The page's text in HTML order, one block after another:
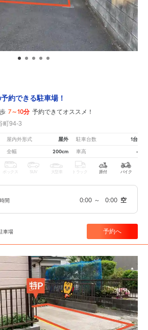
約できる駐車場！
7～10分 予約できてオススメ！
町94-3
屋内外形式 屋外 駐車台数 1台
全幅 200cm 車高 -
ボックス SUV 大型車 トラック 原付 バイク
時間 0:00 ～ 0:00 空
車場 予約へ